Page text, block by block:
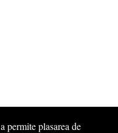
permite plasarea de